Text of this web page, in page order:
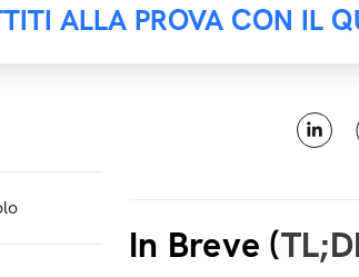
ALLA PROVA CON IL
In Breve (